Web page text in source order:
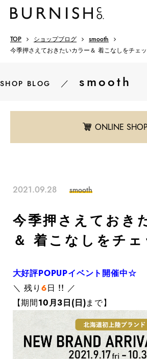
TOP ショップブログ
smooth
今季押さえておきたいカラー＆ 着こなしをチェッ
SHOP BLOG ／ smooth
ONLINE SHOP
2021.09.28 smooth
今季押さえておき
＆ 着こなしをチェ
大好評POPUPイベント開催中☆
＼ 残り ６日 !! ／
【期間10月3日(日)まで】